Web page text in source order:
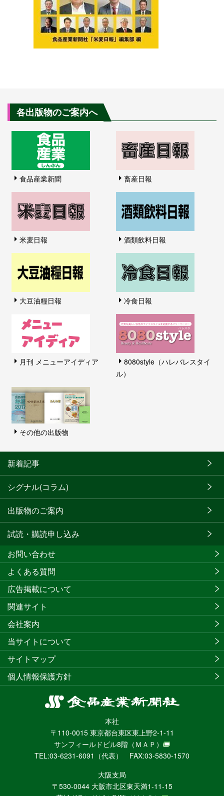
各出版物のご案内へ
食品産業新聞 畜産日報
米麦日報 酒類飲料日報
大豆油糧日報 冷食日報
月刊 メニューアイディア
8080style（ハレバレスタイ
ル）
その他の出版物
新着記事
シグナル(コラム)
出版物のご案内
試読・購読申し込み
食
産
業
新
聞
社
ニ
本社
〒110-0015 東京都台東区東上野2-1-11
サンフィールドビル8階 （ＭＡＰ）
TEL:03-6231-6091（代表） FAX:03-5830-1570
大阪支局
〒530-0044 大阪市北区東天満1-11-15
お問い合わせ
よくある質問
広告掲載について
関連サイト
会社案内
当サイトについて
サイトマップ
個人情報保護方針